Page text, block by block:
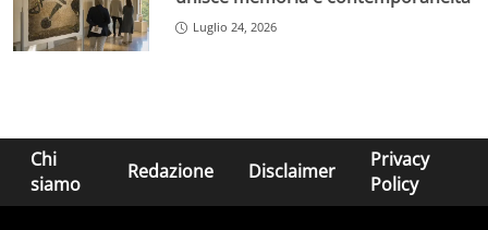
Luglio 24, 2026
Chi
siamo
Redazione Disclaimer
Privacy
Policy